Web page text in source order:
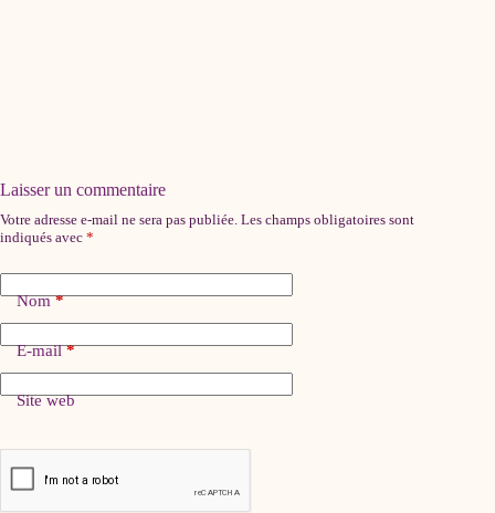
Laisser un commentaire
Votre adresse e-mail ne sera pas publiée. Les champs obligatoires sont
indiqués avec *
Nom*
E-mail*
Site web